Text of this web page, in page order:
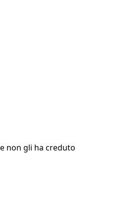
non gli ha creduto